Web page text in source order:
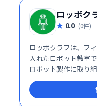
ロッボク
0.0 (0件)
ロッボクラブは、フ
入れたロボット教室
ロボット製作に取り
グを習得します。英
いる方にも最適な、
めです。